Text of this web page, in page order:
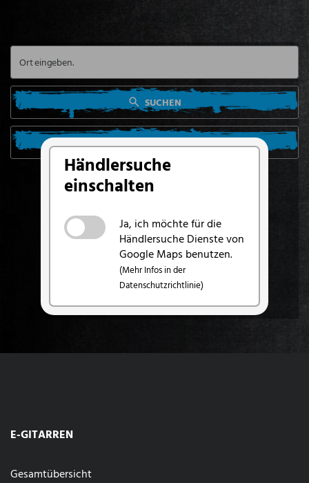
Händlersuche
einschalten
Ja, ich möchte für die
Händlersuche Dienste von
Google Maps benutzen.
(Mehr Infos in der
Datenschutzrichtlinie)
SUCHEN
SUCHE VON MEINEM STANDORT AUS
E-GITARREN
Gesamtübersicht